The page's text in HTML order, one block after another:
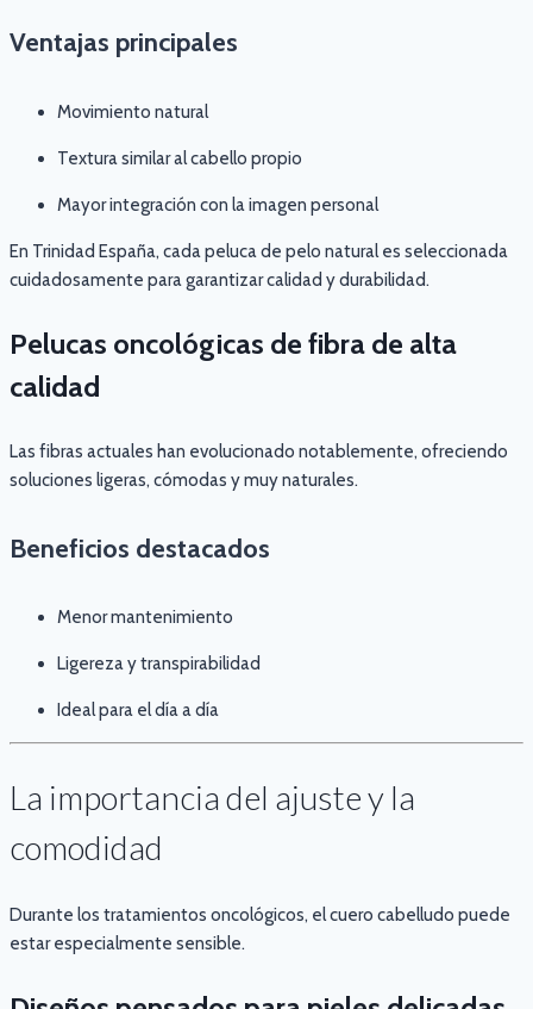
Ventajas principales
Movimiento natural
Textura similar al cabello propio
Mayor integración con la imagen personal
En Trinidad España, cada peluca de pelo natural es seleccionada
cuidadosamente para garantizar calidad y durabilidad.
Pelucas oncológicas de fibra de alta
calidad
Las fibras actuales han evolucionado notablemente, ofreciendo
soluciones ligeras, cómodas y muy naturales.
Beneficios destacados
Menor mantenimiento
Ligereza y transpirabilidad
Ideal para el día a día
La importancia del ajuste y la
comodidad
Durante los tratamientos oncológicos, el cuero cabelludo puede
estar especialmente sensible.